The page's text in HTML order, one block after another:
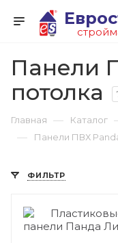
Панели
потолка
Главная — Каталог
— Панели ПВХ
ФИЛЬТР